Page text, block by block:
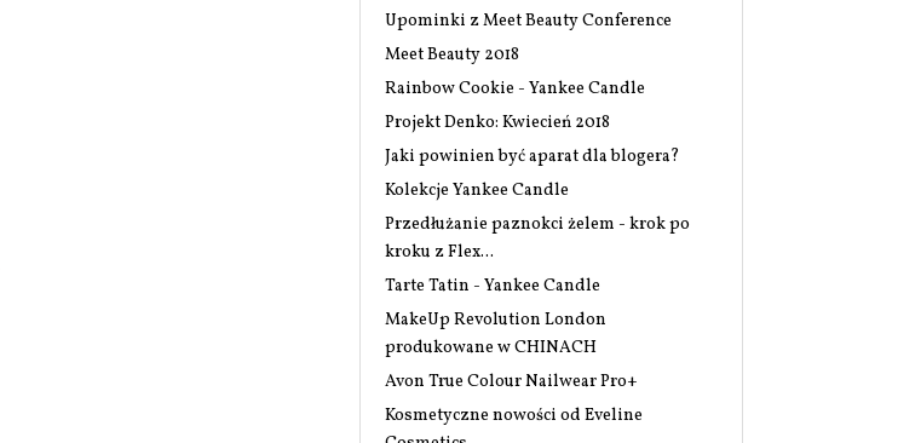
Upominki z Meet Beauty Conference
Meet Beauty 2018
Rainbow Cookie - Yankee Candle
Projekt Denko: Kwiecień 2018
Jaki powinien być aparat dla blogera?
Kolekcje Yankee Candle
Przedłużanie paznokci żelem - krok po
kroku z Flex...
Tarte Tatin - Yankee Candle
MakeUp Revolution London
produkowane w CHINACH
Avon True Colour Nailwear Pro+
Kosmetyczne nowości od Eveline